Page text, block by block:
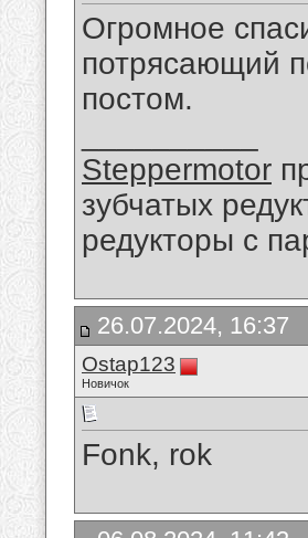
Огромное
потрясающий
постом.
Steppermotor
зубчатых
редукторы с
26.07.2024, 16:37
Ostap123
Новичок
Fonk, rok